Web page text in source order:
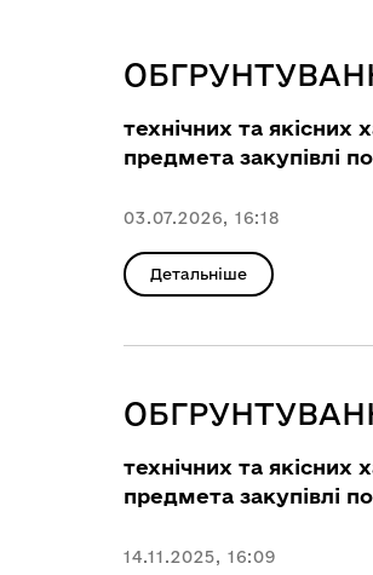
технічних та якісних
предмета закупівлі
03.07.2026, 16:18
Детальніше
технічних та якісних
предмета закупівлі
14.11.2025, 16:09